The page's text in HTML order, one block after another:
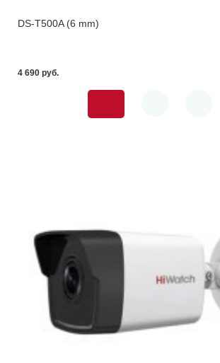
DS-T500A (6 mm)
4 690 pуб.